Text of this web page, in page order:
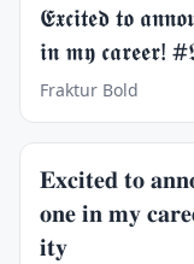
𝕰𝖝𝖈𝖎𝖙𝖊𝖉 𝖙𝖔
𝖎𝖓 𝖒𝖞 𝖈𝖆𝖗𝖊𝖊𝖗!
Fraktur Bold
𝐄𝐱𝐜𝐢𝐭𝐞𝐝 𝐭𝐨
𝐨𝐧𝐞 𝐢𝐧 𝐦𝐲
𝐢𝐭𝐲